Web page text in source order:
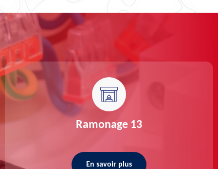
Ramonage 13
En savoir plus